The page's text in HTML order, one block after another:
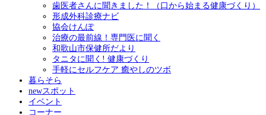
歯医者さんに聞きました！（口から始まる健康づくり）
形成外科診療ナビ
協会けんぽ
治療の最前線！専門医に聞く
和歌山市保健所だより
タニタに聞く! 健康づくり
手軽にセルフケア 癒やしのツボ
暮らそら
newスポット
イベント
コーナー